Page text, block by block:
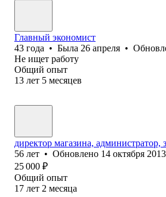
Главный экономист
43 года • Была 26 апреля •
Не ищет работу
Общий опыт
13 лет 5 месяцев
директор магазина,
56 лет • Обновлено 14 октября 2013
25 000 ₽
Общий опыт
17 лет 2 месяца